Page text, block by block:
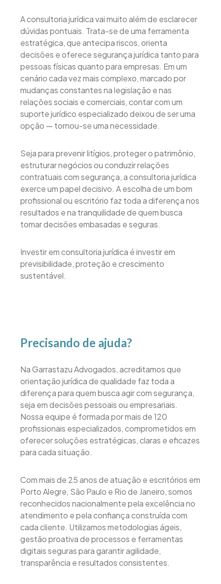
A consultoria jurídica vai muito além de esclarecer
dúvidas pontuais. Trata-se de uma ferramenta
estratégica, que antecipa riscos, orienta
decisões e oferece segurança jurídica tanto para
pessoas físicas quanto para empresas. Em um
cenário cada vez mais complexo, marcado por
mudanças constantes na legislação e nas
relações sociais e comerciais, contar com um
suporte jurídico especializado deixou de ser uma
opção — tornou-se uma necessidade.
Seja para prevenir litígios, proteger o patrimônio,
estruturar negócios ou conduzir relações
contratuais com segurança, a consultoria jurídica
exerce um papel decisivo. A escolha de um bom
profissional ou escritório faz toda a diferença nos
resultados e na tranquilidade de quem busca
tomar decisões embasadas e seguras.
Investir em consultoria jurídica é investir em
previsibilidade, proteção e crescimento
sustentável.
Precisando de ajuda?
Na Garrastazu Advogados, acreditamos que
orientação jurídica de qualidade faz toda a
diferença para quem busca agir com segurança,
seja em decisões pessoais ou empresariais.
Nossa equipe é formada por mais de 120
profissionais especializados, comprometidos em
oferecer soluções estratégicas, claras e eficazes
para cada situação.
Com mais de 25 anos de atuação e escritórios em
Porto Alegre, São Paulo e Rio de Janeiro, somos
reconhecidos nacionalmente pela excelência no
atendimento e pela confiança construída com
cada cliente. Utilizamos metodologias ágeis,
gestão proativa de processos e ferramentas
digitais seguras para garantir agilidade,
transparência e resultados consistentes.